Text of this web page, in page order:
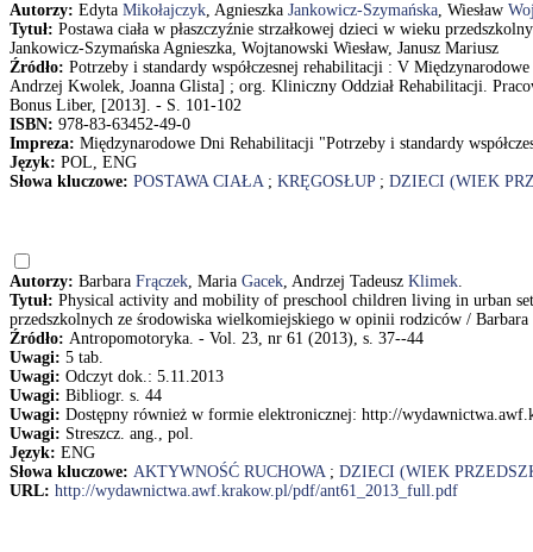
Autorzy: Edyta Mikołajczyk, Agnieszka Jankowicz-Szymańska, Wiesław
Tytuł: Postawa ciała w płaszczyźnie strzałkowej dzieci w wieku
Jankowicz-Szymańska Agnieszka, Wojtanowski Wiesław, Janusz Mariusz
Źródło: Potrzeby i standardy współczesnej rehabilitacji : V
Andrzej Kwolek, Joanna Glista] ; org. Kliniczny Oddział Rehabilitacji.
Bonus Liber, [2013]. - S. 101-102
ISBN: 978-83-63452-49-0
Impreza: Międzynarodowe Dni Rehabilitacji "Potrzeby i standardy
Język: POL, ENG
Słowa kluczowe: POSTAWA CIAŁA; KRĘGOSŁUP; DZIECI (WIEK
Autorzy: Barbara Frączek, Maria Gacek, Andrzej Tadeusz Klimek.
Tytuł: Physical activity and mobility of preschool children living in urban
przedszkolnych ze środowiska wielkomiejskiego w opinii rodziców /
Źródło: Antropomotoryka. - Vol. 23, nr 61 (2013), s. 37--44
Uwagi: 5 tab.
Uwagi: Odczyt dok.: 5.11.2013
Uwagi: Bibliogr. s. 44
Uwagi: Dostępny również w formie elektronicznej: http://
Uwagi: Streszcz. ang., pol.
Język: ENG
Słowa kluczowe: AKTYWNOŚĆ RUCHOWA; DZIECI (WIEK
URL: http://wydawnictwa.awf.krakow.pl/pdf/ant61_2013_full.pdf